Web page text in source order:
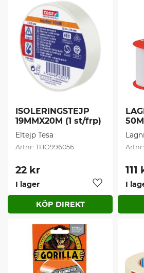
ISOLERINGSTEJP
19MMX20M (1 st/frp)
Eltejp Tesa
THO996056
22 kr
Lägg till i
I lager
st/
111
I